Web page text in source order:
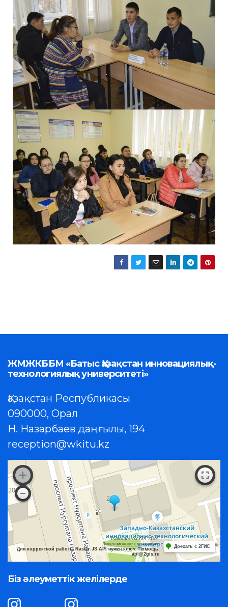
ЖМЖКББМ «Батыс Қазақстан инновациялық-
технологиялық университеті»
Қазақстан Республикасы
090000, Орал
Н. Назарбаев даңғылы, 194
reception@wkitu.kz
Работает на API 2ГИС
Лицензионное соглашение
Для корректной работы Raster JS API нужен ключ. Помощь:
api@2gis.ru
Доехать с 2ГИС
Біз әлеуметтік желілерде